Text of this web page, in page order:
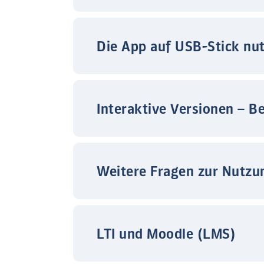
Die App auf USB-Stick
Interaktive Versionen –
Weitere Fragen zur
LTI und Moodle (LMS)